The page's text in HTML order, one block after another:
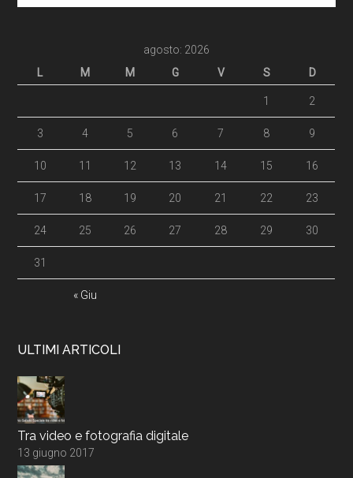
agosto: 2026
L
M M G V S D
« Giu
1 2
3 4 5 6 7 8 9
10 11 12 13 14 15 16
17 18 19 20 21 22 23
24 25 26 27 28 29 30
31
ULTIMI ARTICOLI
Tra video e fotografia digitale
13 giugno 2017